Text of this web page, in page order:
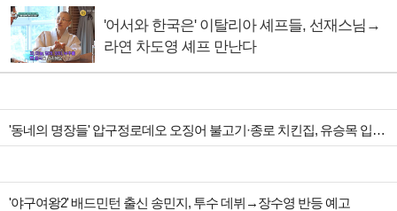
'어서와 한국은' 이탈리아 셰프들, 선재스님→
라연 차도영 셰프 만난다
'동네의 명장들' 압구정로데오 오징어 불고기·종로 치킨집, 유승목 입맛 저격
'야구여왕2' 배드민턴 출신 송민지, 투수 데뷔→장수영 반등 예고